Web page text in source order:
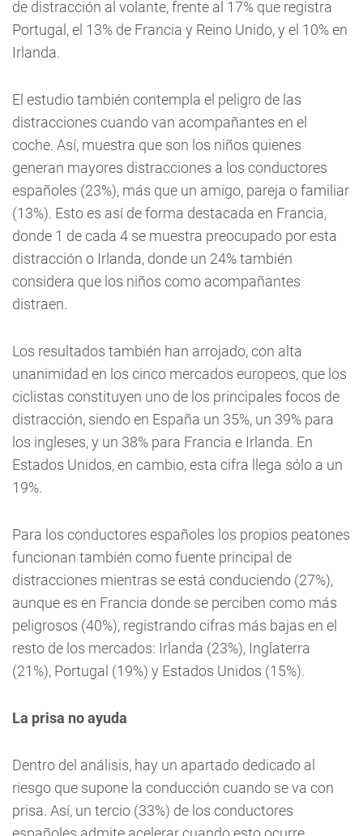
de distracción al volante, frente al 17% que registra
Portugal, el 13% de Francia y Reino Unido, y el 10% en
Irlanda.
El estudio también contempla el peligro de las
distracciones cuando van acompañantes en el
coche. Así, muestra que son los niños quienes
generan mayores distracciones a los conductores
españoles (23%), más que un amigo, pareja o familiar
(13%). Esto es así de forma destacada en Francia,
donde 1 de cada 4 se muestra preocupado por esta
distracción o Irlanda, donde un 24% también
considera que los niños como acompañantes
distraen.
Los resultados también han arrojado, con alta
unanimidad en los cinco mercados europeos, que los
ciclistas constituyen uno de los principales focos de
distracción, siendo en España un 35%, un 39% para
los ingleses, y un 38% para Francia e Irlanda. En
Estados Unidos, en cambio, esta cifra llega sólo a un
19%.
Para los conductores españoles los propios peatones
funcionan también como fuente principal de
distracciones mientras se está conduciendo (27%),
aunque es en Francia donde se perciben como más
peligrosos (40%), registrando cifras más bajas en el
resto de los mercados: Irlanda (23%), Inglaterra
(21%), Portugal (19%) y Estados Unidos (15%).
La prisa no ayuda
Dentro del análisis, hay un apartado dedicado al
riesgo que supone la conducción cuando se va con
prisa. Así, un tercio (33%) de los conductores